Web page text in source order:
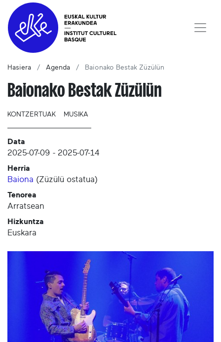
Hasiera Agenda Baionako Bestak Züzülün
Baionako Bestak Züzülün
KONTZERTUAK MUSIKA
Data
2025-07-09 - 2025-07-14
Herria
Baiona (Züzülü ostatua)
Tenorea
Arratsean
Hizkuntza
Euskara